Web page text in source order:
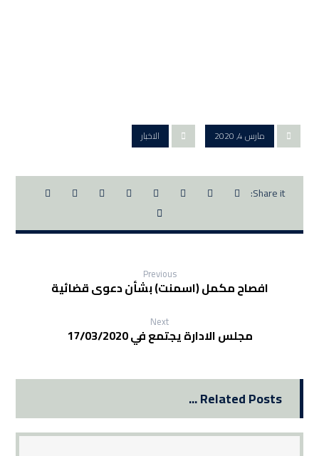
مارس 4, 2020 الاخبار
Previous
افصاح مكمل (اسمنت) بشأن دعوى قضائية
Next
مجلس الادارة يجتمع في 17/03/2020
Related Posts ...